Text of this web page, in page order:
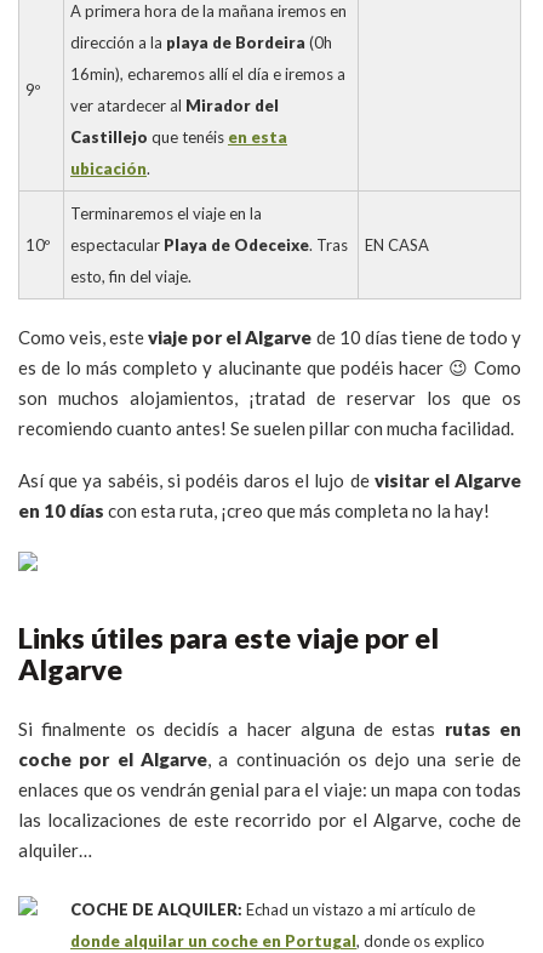
9º
A primera hora de la mañana iremos en
dirección a la playa de Bordeira (0h
16min), echaremos allí el día e iremos a
ver atardecer al Mirador del
Castillejo que tenéis en esta
ubicación.
10º
Terminaremos el viaje en la
espectacular Playa de Odeceixe. Tras
esto, fin del viaje.
EN CASA
Como veis, esteviaje por el Algarve de 10 días tiene de todo y
es de lo más completo y alucinante que podéis hacer 😉 Como
son muchos alojamientos, ¡tratad de reservar los que os
recomiendo cuanto antes! Se suelen pillar con mucha facilidad.
Así que ya sabéis, si podéis daros el lujo de visitar el Algarve
en 10 días con esta ruta, ¡creo que más completa no la hay!
Links útiles para este viaje por el
Algarve
Si finalmente os decidís a hacer alguna de estas rutas en
coche por el Algarve, a continuación os dejo una serie de
enlaces que os vendrán genial para el viaje: un mapa con todas
las localizaciones de este recorrido por el Algarve, coche de
alquiler…
COCHE DE ALQUILER: Echad un vistazo a mi artículo de
donde alquilar un coche en Portugal, donde os explico